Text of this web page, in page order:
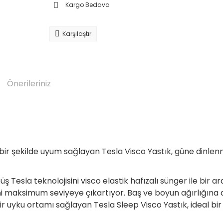
Kargo Bedava
Karşılaştır
Önerileriniz
şekilde uyum sağlayan Tesla Visco Yastık, güne
teknolojisini visco elastik hafızalı sünger ile bir
seviyeye çıkartıyor. Baş ve boyun ağırlığına
uyku ortamı sağlayan Tesla Sleep Visco Yastık, ideal